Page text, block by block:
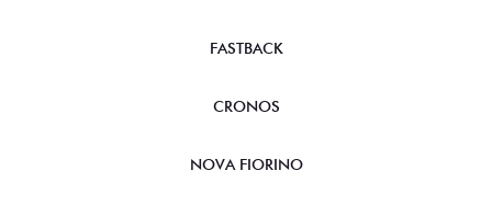
FASTBACK
CRONOS
NOVA FIORINO